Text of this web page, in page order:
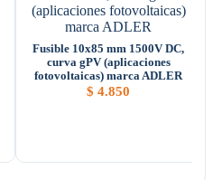
Fusible 10x85 mm 1500V DC,
curva gPV (aplicaciones
fotovoltaicas) marca ADLER
$ 4.850